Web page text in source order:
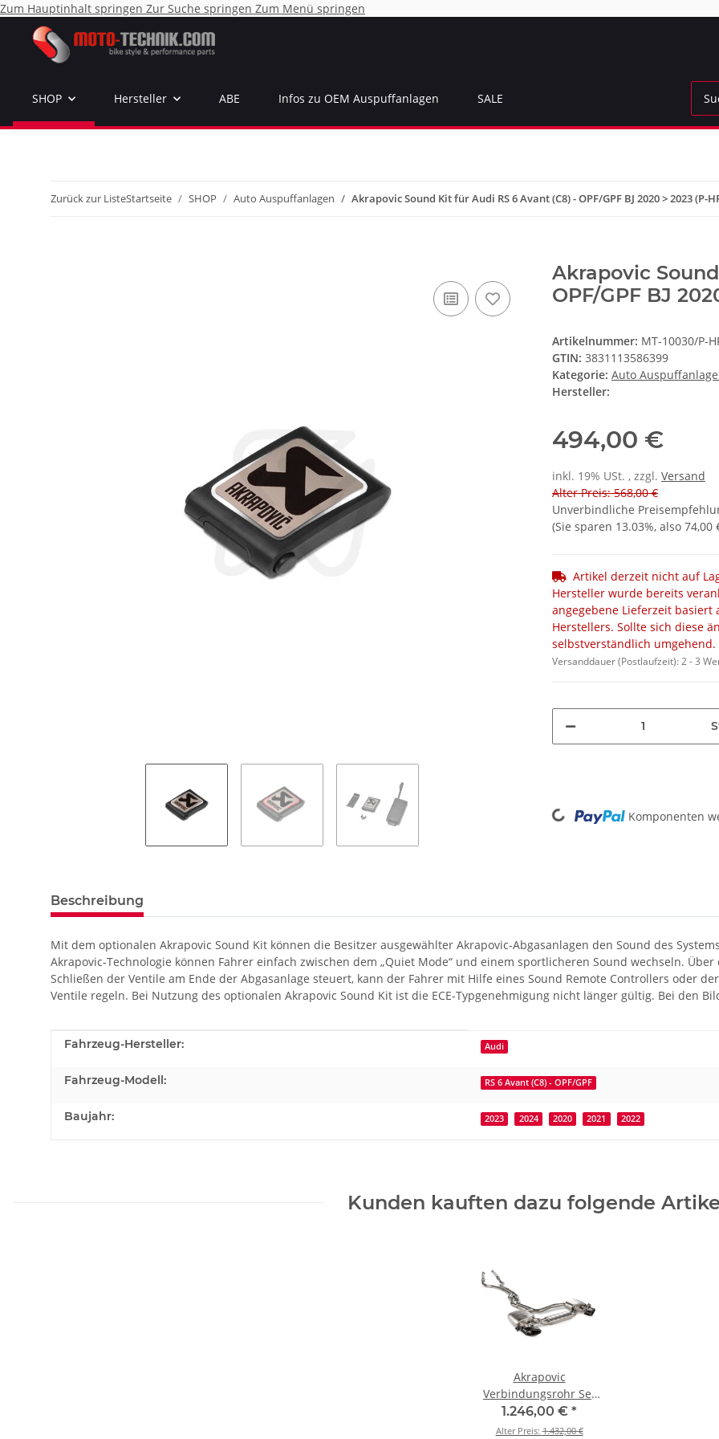
Zum Hauptinhalt springen Zur Suche springen Zum Menü springen
SHOP Hersteller ABE Infos zu OEM Auspuffanlagen SALE
Zurück zur ListeStartseite SHOP Auto Auspuffanlagen Akrapovic Sound Kit für Audi RS 6 Avant (C8) - OPF/GPF BJ 2020 > 2023 (P-
Akrapovic
OPF/GPF BJ
Artikelnummer: MT-10030/P-
GTIN: 3831113586399
Kategorie: Auto
Hersteller:
494,00 €
inkl. 19% USt. , zzgl. Versand
Alter Preis: 568,00 €
Unverbindliche
(Sie sparen 13.03%, also 74,00
Artikel derzeit nicht auf
Hersteller wurde bereits
angegebene Lieferzeit basiert
Herstellers. Sollte sich diese
selbstverständlich umgehend.
Versanddauer (Postlaufzeit):2 - 3
Loading... Komponenten
Beschreibung
Mit dem optionalen Akrapovic Sound Kit können die Besitzer ausgewählter Akrapovic-Abgasanlagen den Sound des
Akrapovic-Technologie können Fahrer einfach zwischen dem „Quiet Mode“ und einem sportlicheren Sound wechseln.
Schließen der Ventile am Ende der Abgasanlage steuert, kann der Fahrer mit Hilfe eines Sound Remote Controllers oder
Ventile regeln. Bei Nutzung des optionalen Akrapovic Sound Kit ist die ECE-Typgenehmigung nicht länger gültig. Bei den
Produkteigenschaft
Wert
Fahrzeug-Hersteller: Audi
Fahrzeug-Modell: RS 6 Avant (C8) - OPF/GPF
Baujahr: 2023 2024 2020 2021 2022
Kunden kauften dazu folgende
Akrapovic
Verbindungsrohr Set
(Edelstahl) für Audi RS
6 Avant Performance /
1.246,00 € *
Alter Preis:1.432,00 €